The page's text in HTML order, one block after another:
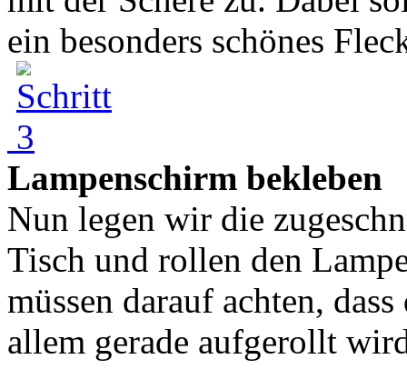
ein besonders schönes
Lampenschirm bekleben
Nun legen wir die
Tisch und rollen den
müssen darauf achten,
allem gerade aufgerollt